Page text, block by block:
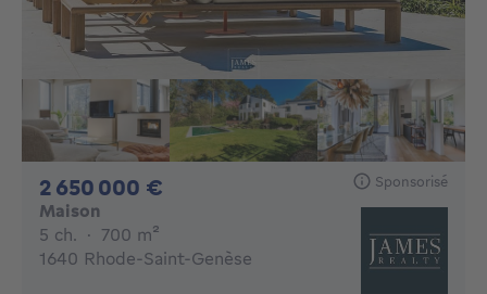
2 650 000 € Sponsorisé
Maison
5 ch. 5 chambres
· 700 m²
1640 Rhode-Saint-Genèse